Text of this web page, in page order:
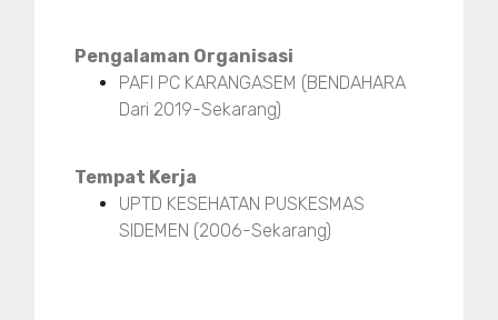
Pengalaman Organisasi
PAFI PC KARANGASEM (BENDAHARA
Dari 2019-Sekarang)
Tempat Kerja
UPTD KESEHATAN PUSKESMAS
SIDEMEN (2006-Sekarang)